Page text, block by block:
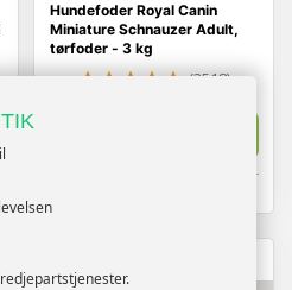
Hundefoder Royal Canin
Miniature Schnauzer Adult,
tørfoder - 3 kg
(2518)